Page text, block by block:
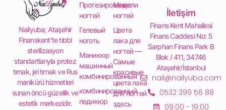
Nailyuba; Ataşehir
Finanskent’te tıbbi
sterilizasyon
standartlarıyla protez
tırnak, jel tırnak ve Rus
manikürü hizmetleri
sunan öncü güzellik ve
estetik merkezidir.
Протезирование
ногтей
Гелевый
ноготь
Маникюр
машинный
комбинированный
комбинированный
педикюр
Модели
ногтей
Цвета
лака для
ногтей —
Самые
красивые
цвета лака
для ногтей
здесь
İletişim
Finans Kent Mahallesi
Finans Caddesi No: 5
Sarphan Finans Park B
Blok / 411, 34746
Ataşehir/İstanbul
nail@nailyuba.com
0532 399 56 88
09:00 - 19:00